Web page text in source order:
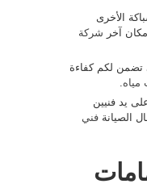
الأخرى
آخر شركة
تضمن لكم كفاءة
.
يد فنيين
الصيانة فني